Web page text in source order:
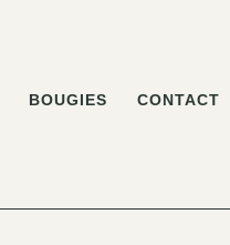
BOUGIES CONTACT